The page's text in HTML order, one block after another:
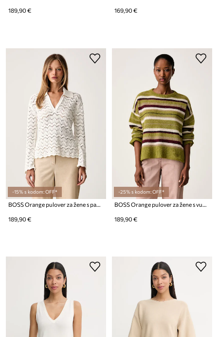
189,90 € 169,90 €
-15% s kodom: OFF*
189,90 €
-25% s kodom: OFF*
189,90 €